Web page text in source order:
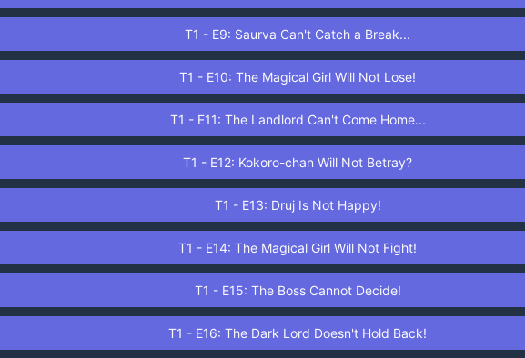
T1 - E9: Saurva Can't Catch a Break...
T1 - E10: The Magical Girl Will Not Lose!
T1 - E11: The Landlord Can't Come Home...
T1 - E12: Kokoro-chan Will Not Betray?
T1 - E13: Druj Is Not Happy!
T1 - E14: The Magical Girl Will Not Fight!
T1 - E15: The Boss Cannot Decide!
T1 - E16: The Dark Lord Doesn't Hold Back!